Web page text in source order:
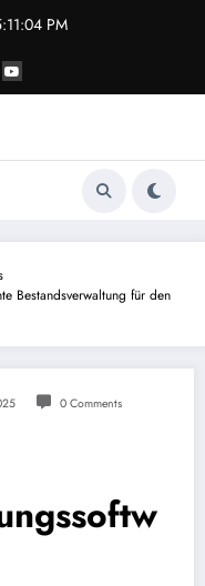
PM
Bestandsverwaltung für den
0 Comments